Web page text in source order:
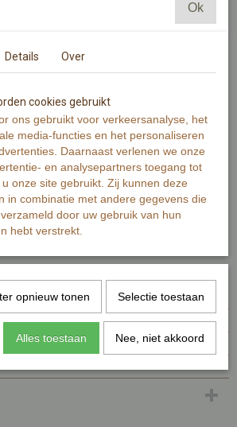
en schilder- en
300 grams warmwit papier met zichtbaar
hoeken. Op de achterzijde is minimale
zichtbaar.
met aquarelverf en fineliner.
voorzijde geen tekst.
MI305-366
7448110722758
MI305
Ok
Details Over
cookies gebruikt
ons gebruikt voor verkeersanalyse, het
media-functies en het personaliseren
Daarnaast verlenen we onze
en analysepartners toegang tot
onze site gebruikt. Zij kunnen deze
in combinatie met andere gegevens die
door uw gebruik van hun
hebt verstrekt.
opnieuw tonen Selectie toestaan
Alles toestaan Nee, niet akkoord